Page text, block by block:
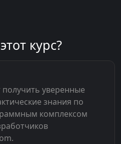
курс?
получить уверенные
знания по
комплексом